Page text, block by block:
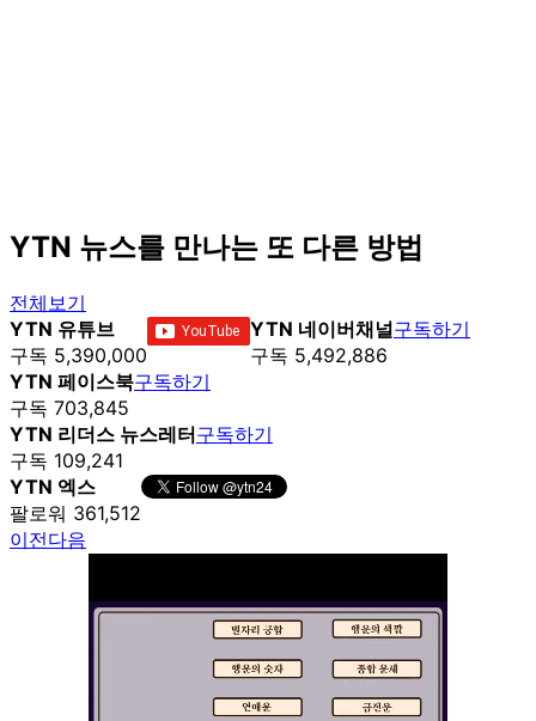
YTN 뉴스를 만나는 또 다른 방법
전체보기
YTN 유튜브
구독 5,390,000
YTN 네이버채널
구독 5,492,886
구독하기
YTN 페이스북
구독 703,845
구독하기
YTN 리더스 뉴스레터
구독 109,241
구독하기
YTN 엑스
팔로워 361,512
이전다음